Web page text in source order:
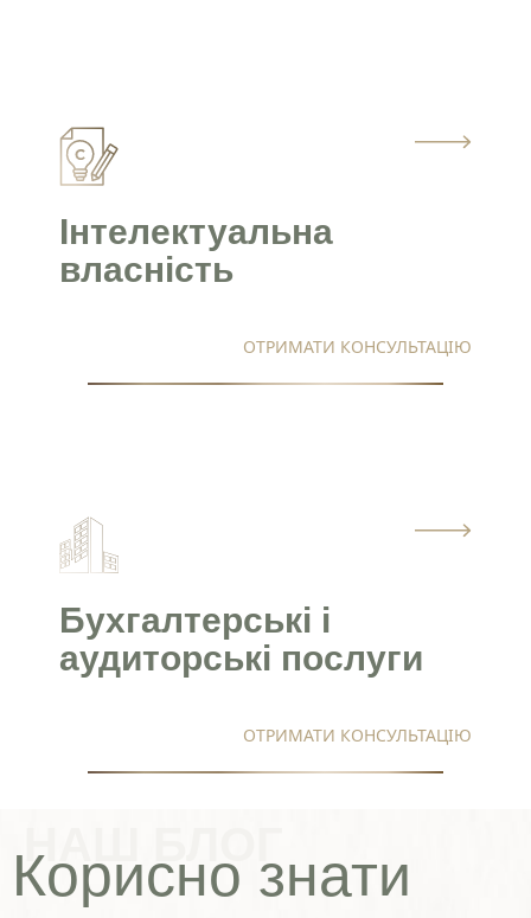
Інтелектуальна
власність
ОТРИМАТИ КОНСУЛЬТАЦІЮ
Бухгалтерські і
аудиторські послуги
ОТРИМАТИ КОНСУЛЬТАЦІЮ
НАШ БЛОГ
Корисно знати